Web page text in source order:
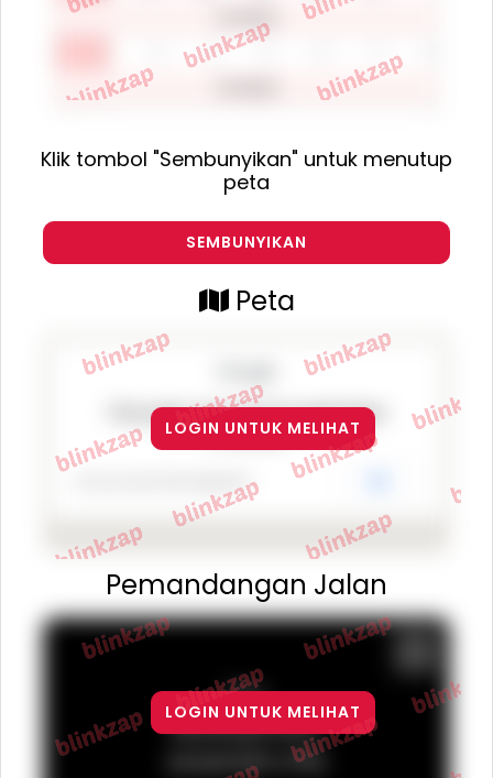
Klik tombol "Sembunyikan" untuk menutup
peta
SEMBUNYIKAN
Peta
This page can't load Google Maps
correctly.
Do you own this website?
LOGIN UNTUK MELIHAT
Pemandangan Jalan
For
development
purposes only
LOGIN UNTUK MELIHAT